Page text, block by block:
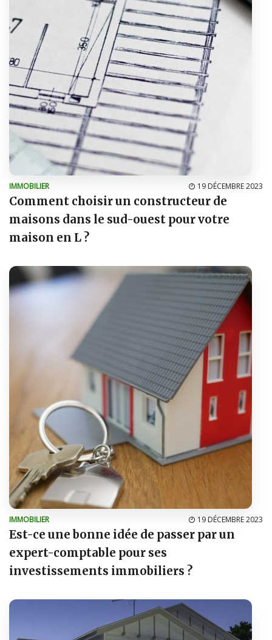
IMMOBILIER 19 DÉCEMBRE 2023
Comment choisir un constructeur de
maisons dans le sud-ouest pour votre
maison en L ?
IMMOBILIER 19 DÉCEMBRE 2023
Est-ce une bonne idée de passer par un
expert-comptable pour ses
investissements immobiliers ?